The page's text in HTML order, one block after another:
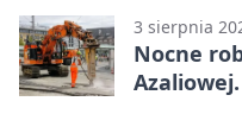
3 sierpnia
Nocne